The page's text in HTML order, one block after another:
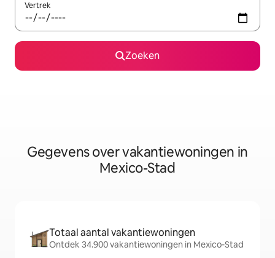
Vertrek
Zoeken
Gegevens over vakantiewoningen in
Mexico-Stad
Totaal aantal vakantiewoningen
Ontdek 34.900 vakantiewoningen in Mexico-Stad